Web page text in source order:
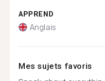
APPREND
Anglais
Mes sujets favoris